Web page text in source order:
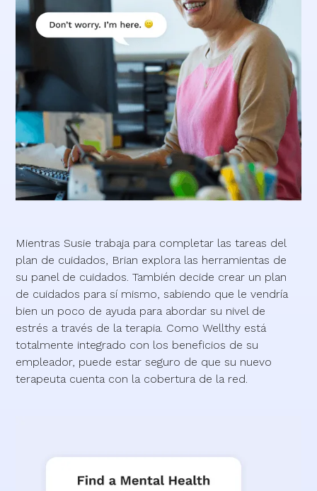
Mientras Susie trabaja para completar las tareas del
plan de cuidados, Brian explora las herramientas de
su panel de cuidados. También decide crear un plan
de cuidados para sí mismo, sabiendo que le vendría
bien un poco de ayuda para abordar su nivel de
estrés a través de la terapia. Como Wellthy está
totalmente integrado con los beneficios de su
empleador, puede estar seguro de que su nuevo
terapeuta cuenta con la cobertura de la red.